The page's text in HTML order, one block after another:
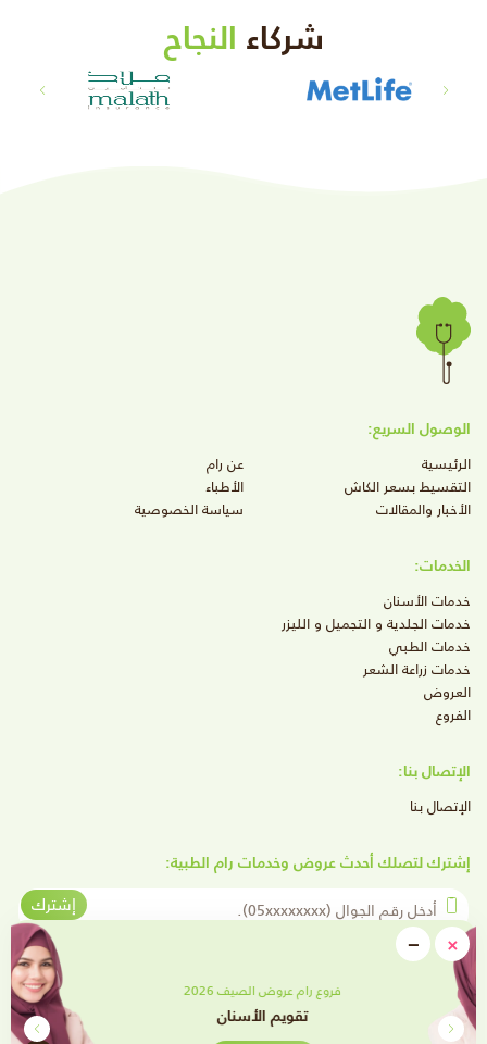
×
close−
Minimize
فروع رام عروض الصيف 2026
تقويم الأسنان
شركاء النجاح
الوصول السريع:
الرئيسية
عن رام
التقسيط بسعر الكاش
الأطباء
الأخبار والمقالات
سياسة الخصوصية
الخدمات:
خدمات الأسنان
خدمات الجلدية و التجميل و الليزر
خدمات الطبي
خدمات زراعة الشعر
العروض
الفروع
الإتصال بنا:
الإتصال بنا
إشترك لتصلك أحدث عروض وخدمات رام الطبية:
أدخل رقم الجوال
إشترك
تابعنا على وسائل التواصل الإجتماعي